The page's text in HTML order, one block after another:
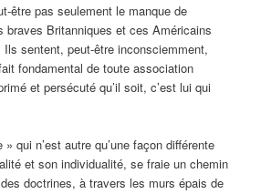
être pas seulement le manque de
braves Britanniques et ces Américains
sentent, peut-être inconsciemment,
fondamental de toute association
et persécuté qu’il soit, c’est lui qui
» qui n’est autre qu’une façon différente
et son individualité, se fraie un chemin
doctrines, à travers les murs épais de